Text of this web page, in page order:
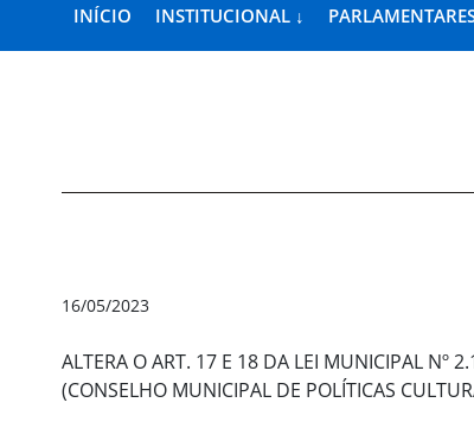
INÍCIO INSTITUCIONAL ↓
16/05/2023
ALTERA O ART. 17 E 18 DA LEI MUNICIPAL Nº
(CONSELHO MUNICIPAL DE POLÍTICAS